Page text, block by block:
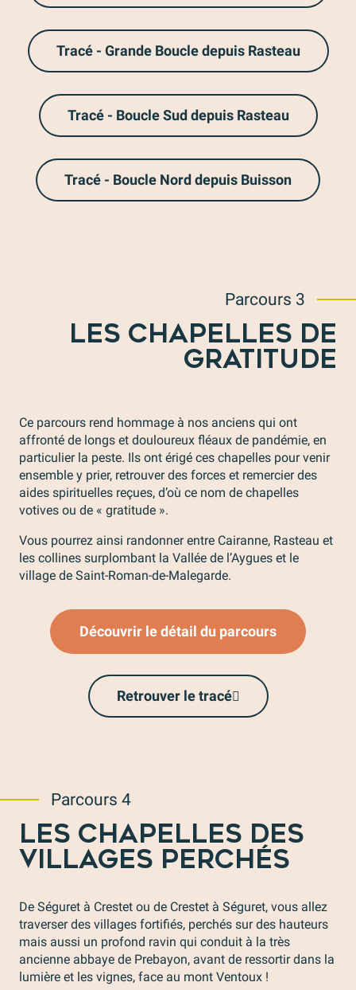
Tracé - Grande Boucle depuis Rasteau
Tracé - Boucle Sud depuis Rasteau
Tracé - Boucle Nord depuis Buisson
Parcours 3
LES CHAPELLES DE
GRATITUDE
Ce parcours rend hommage à nos anciens qui ont
affronté de longs et douloureux fléaux de pandémie, en
particulier la peste. Ils ont érigé ces chapelles pour venir
ensemble y prier, retrouver des forces et remercier des
aides spirituelles reçues, d’où ce nom de chapelles
votives ou de « gratitude ».
Vous pourrez ainsi randonner entre Cairanne, Rasteau et
les collines surplombant la Vallée de l’Aygues et le
village de Saint-Roman-de-Malegarde.
Découvrir le détail du parcours
Retrouver le tracé
Parcours 4
LES CHAPELLES DES
VILLAGES PERCHÉS
De Séguret à Crestet ou de Crestet à Séguret, vous allez
traverser des villages fortifiés, perchés sur des hauteurs
mais aussi un profond ravin qui conduit à la très
ancienne abbaye de Prebayon, avant de ressortir dans la
lumière et les vignes, face au mont Ventoux !